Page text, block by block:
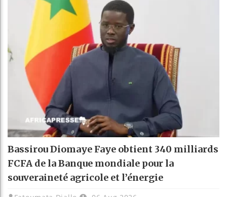
Bassirou Diomaye Faye obtient 340 milliards
FCFA de la Banque mondiale pour la
souveraineté agricole et l’énergie